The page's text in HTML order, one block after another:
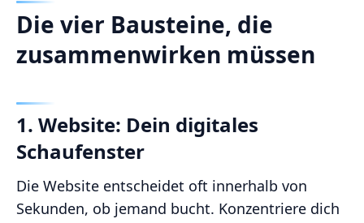
Die vier Bausteine, die
zusammenwirken müssen
1. Website: Dein digitales
Schaufenster
Die Website entscheidet oft innerhalb von
Sekunden, ob jemand bucht. Konzentriere dich